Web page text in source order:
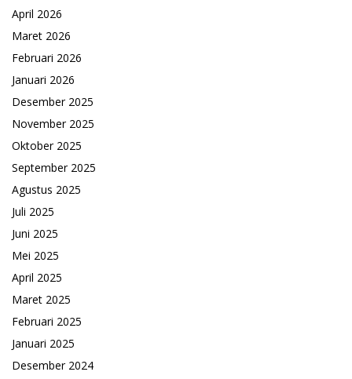
April 2026
Maret 2026
Februari 2026
Januari 2026
Desember 2025
November 2025
Oktober 2025
September 2025
Agustus 2025
Juli 2025
Juni 2025
Mei 2025
April 2025
Maret 2025
Februari 2025
Januari 2025
Desember 2024